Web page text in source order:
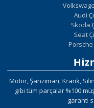
Audi
Skoda
Seat
Porsche
Motor, Şanzıman, Krank,
gibi tüm parçalar %100
garanti